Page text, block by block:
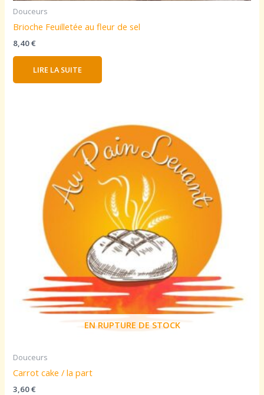
Douceurs
Brioche Feuilletée au fleur de sel
8,40€
LIRE LA SUITE
EN RUPTURE DE STOCK
Douceurs
Carrot cake / la part
3,60€